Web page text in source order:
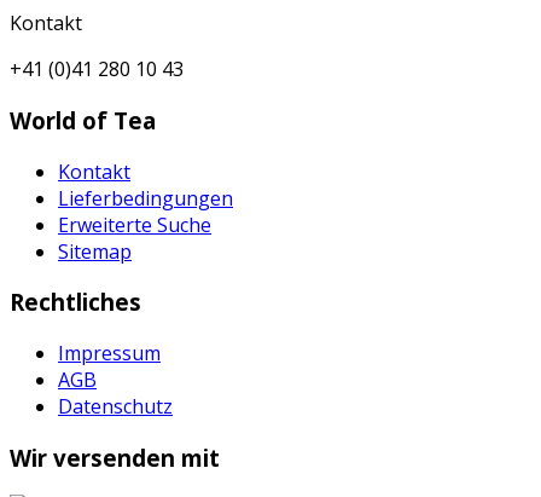
Kontakt
+41 (0)41 280 10 43
World of Tea
Kontakt
Lieferbedingungen
Erweiterte Suche
Sitemap
Rechtliches
Impressum
AGB
Datenschutz
Wir versenden mit